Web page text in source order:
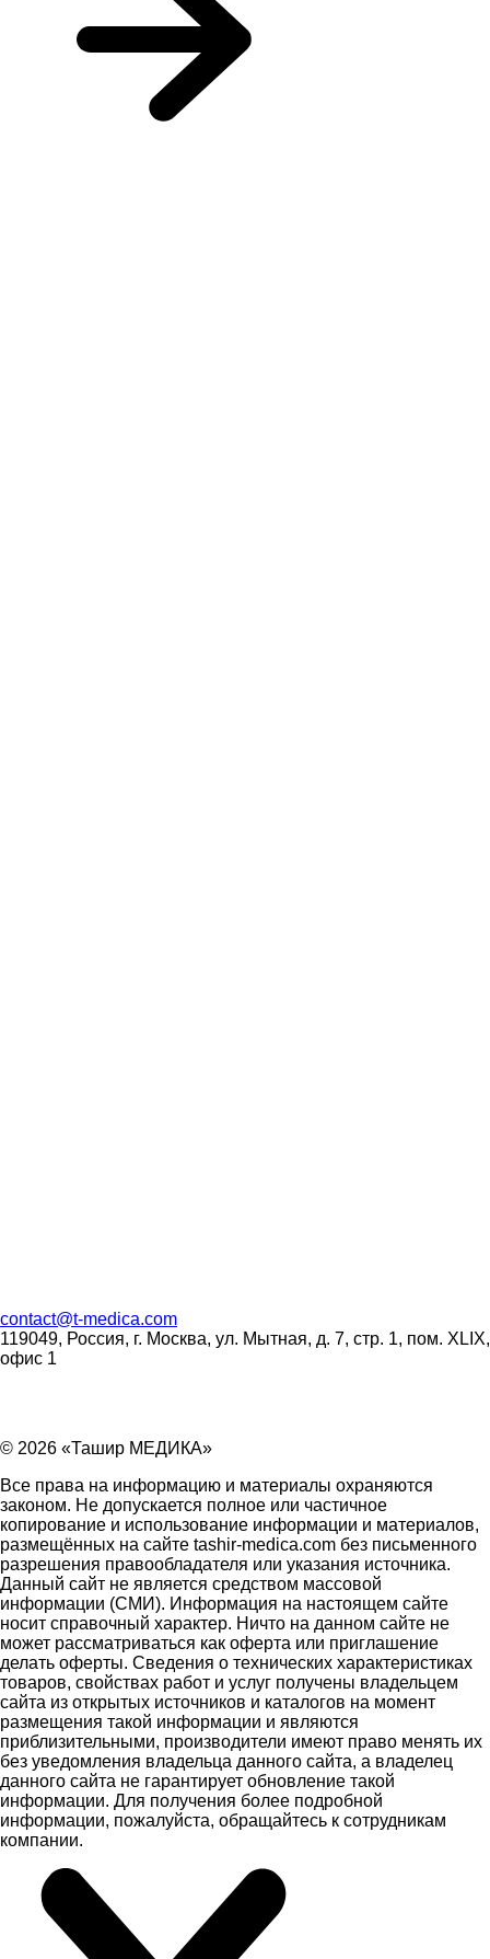
contact@t-medica.com
119049, Россия, г. Москва, ул. Мытная, д. 7, стр. 1, пом. XLIX,
офис 1
© 2026 «Ташир МЕДИКА»
Все права на информацию и материалы охраняются
законом. Не допускается полное или частичное
копирование и использование информации и материалов,
размещённых на сайте tashir-medica.com без письменного
разрешения правообладателя или указания источника.
Данный сайт не является средством массовой
информации (СМИ). Информация на настоящем сайте
носит справочный характер. Ничто на данном сайте не
может рассматриваться как оферта или приглашение
делать оферты. Сведения о технических характеристиках
товаров, свойствах работ и услуг получены владельцем
сайта из открытых источников и каталогов на момент
размещения такой информации и являются
приблизительными, производители имеют право менять их
без уведомления владельца данного сайта, а владелец
данного сайта не гарантирует обновление такой
информации. Для получения более подробной
информации, пожалуйста, обращайтесь к сотрудникам
компании.